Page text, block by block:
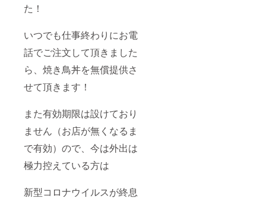
た！
いつでも仕事終わりにお電
話でご注文して頂きました
ら、焼き鳥丼を無償提供さ
せて頂きます！
また有効期限は設けており
ません（お店が無くなるま
で有効）ので、今は外出は
極力控えている方は
新型コロナウイルスが終息